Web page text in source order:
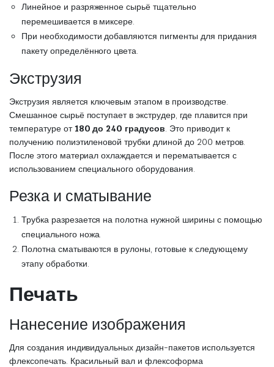
Линейное и разряженное сырьё тщательно
перемешивается в миксере.
При необходимости добавляются пигменты для придания
пакету определённого цвета.
Экструзия
Экструзия является ключевым этапом в производстве.
Смешанное сырьё поступает в экструдер, где плавится при
температуре от180 до 240 градусов. Это приводит к
получению полиэтиленовой трубки длиной до 200 метров.
После этого материал охлаждается и перематывается с
использованием специального оборудования.
Резка и сматывание
Трубка разрезается на полотна нужной ширины с помощью
специального ножа.
Полотна сматываются в рулоны, готовые к следующему
этапу обработки.
Печать
Нанесение изображения
Для создания индивидуальных дизайн-пакетов используется
флексопечать. Красильный вал и флексоформа